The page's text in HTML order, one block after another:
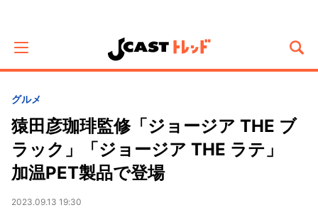
グルメ
猿田彦珈琲監修「ジョージア THE ブ
ラック」「ジョージア THE ラテ」
加温PET製品で登場
2023.09.13 19:30